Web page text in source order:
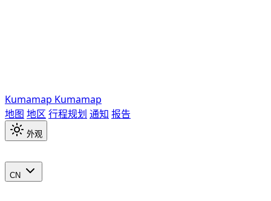
Kumamap Kumamap
地图 地区 行程规划 通知 报告
外观
CN